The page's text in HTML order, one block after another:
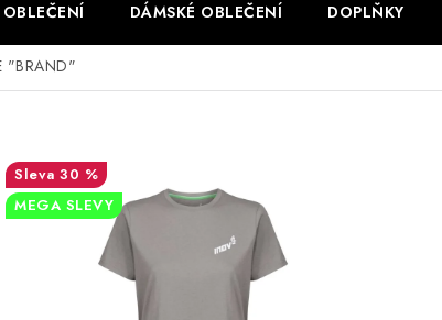
DÁMSKÉ OBLEČENÍ DOPLŇKY
"BRAND"
30 %
MEGA SLEVY